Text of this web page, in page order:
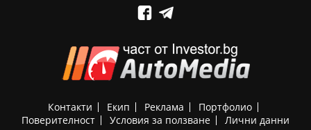
Контакти Екип Реклама
Портфолио
Поверителност
Условия за ползване Лични данни